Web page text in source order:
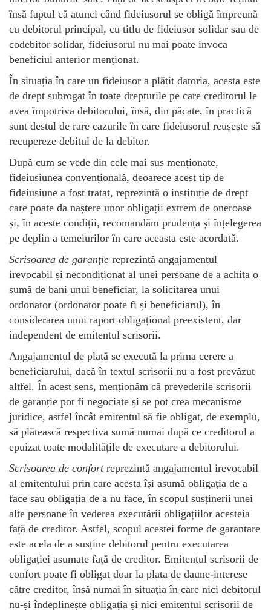
însă faptul că atunci când fideiusorul se obligă împreună
cu debitorul principal, cu titlu de fideiusor solidar sau de
codebitor solidar, fideiusorul nu mai poate invoca
beneficiul anterior menționat.
În situația în care un fideiusor a plătit datoria, acesta este
de drept subrogat în toate drepturile pe care creditorul le
avea împotriva debitorului, însă, din păcate, în practică
sunt destul de rare cazurile în care fideiusorul reușește să
recupereze debitul de la debitor.
După cum se vede din cele mai sus menționate,
fideiusiunea convențională, deoarece acest tip de
fideiusiune a fost tratat, reprezintă o instituție de drept
care poate da naștere unor obligații extrem de oneroase
și, în aceste condiții, recomandăm prudența și înțelegerea
pe deplin a temeiurilor în care aceasta este acordată.
Scrisoarea de garanție reprezintă angajamentul
irevocabil și necondiționat al unei persoane de a achita o
sumă de bani unui beneficiar, la solicitarea unui
ordonator (ordonator poate fi și beneficiarul), în
considerarea unui raport obligațional preexistent, dar
independent de emitentul scrisorii.
Angajamentul de plată se execută la prima cerere a
beneficiarului, dacă în textul scrisorii nu a fost prevăzut
altfel. În acest sens, menționăm că prevederile scrisorii
de garanție pot fi negociate și se pot crea mecanisme
juridice, astfel încât emitentul să fie obligat, de exemplu,
să plătească respectiva sumă numai după ce creditorul a
epuizat toate modalitățile de executare a debitorului.
Scrisoarea de confortreprezintă angajamentul irevocabil
al emitentului prin care acesta își asumă obligația de a
face sau obligația de a nu face, în scopul susținerii unei
alte persoane în vederea executării obligațiilor acesteia
față de creditor. Astfel, scopul acestei forme de garantare
este acela de a susține debitorul pentru executarea
obligației asumate față de creditor. Emitentul scrisorii de
confort poate fi obligat doar la plata de daune-interese
către creditor, însă numai în situația în care nici debitorul
nu-și îndeplinește obligația și nici emitentul scrisorii de